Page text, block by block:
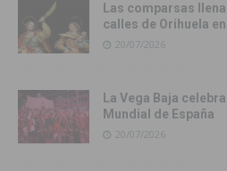
Las comparsas
calles de Orihuela
20/07/2026
La Vega Baja
Mundial de España
20/07/2026